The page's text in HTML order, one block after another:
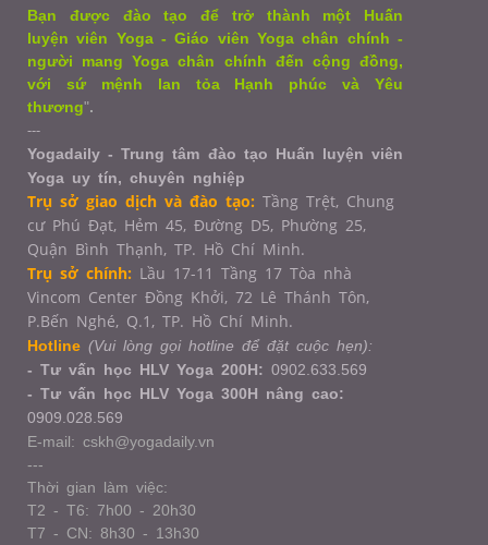
Bạn được đào tạo để trở thành một Huấn
luyện viên Yoga - Giáo viên Yoga chân chính -
người mang Yoga chân chính đến cộng đồng,
với sứ mệnh lan tỏa Hạnh phúc và Yêu
thương".
---
Yogadaily - Trung tâm đào tạo Huấn luyện viên
Yoga uy tín, chuyên nghiệp
Trụ sở giao dịch và đào tạo: Tầng Trệt, Chung
cư Phú Đạt, Hẻm 45, Đường D5, Phường 25,
Quận Bình Thạnh, TP. Hồ Chí Minh.
Trụ sở chính: Lầu 17-11 Tầng 17 Tòa nhà
Vincom Center Đồng Khởi, 72 Lê Thánh Tôn,
P.Bến Nghé, Q.1, TP. Hồ Chí Minh.
Hotline (Vui lòng gọi hotline để đặt cuộc hẹn):
- Tư vấn học HLV Yoga 200H: 0902.633.569
- Tư vấn học HLV Yoga 300H nâng cao:
0909.028.569
E-mail: cskh@yogadaily.vn
---
Thời gian làm việc:
T2 - T6: 7h00 - 20h30
T7 - CN: 8h30 - 13h30